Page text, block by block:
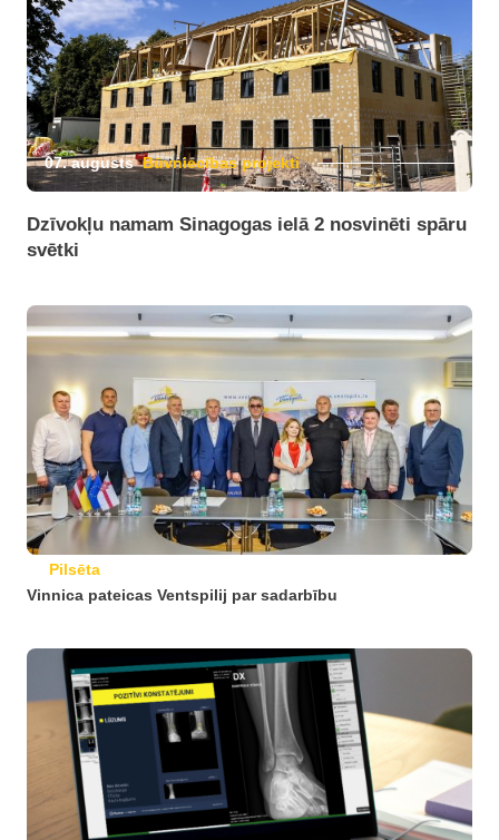
07. augusts Būvniecības projekti
Dzīvokļu namam Sinagogas ielā 2 nosvinēti spāru
svētki
Pilsēta
Vinnica pateicas Ventspilij par sadarbību